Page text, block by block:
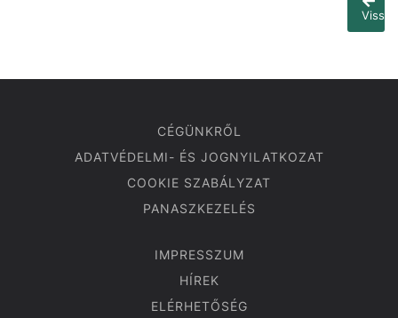
Vissza
CÉGÜNKRŐL
ADATVÉDELMI- ÉS JOGNYILATKOZAT
COOKIE SZABÁLYZAT
PANASZKEZELÉS
IMPRESSZUM
HÍREK
ELÉRHETŐSÉG